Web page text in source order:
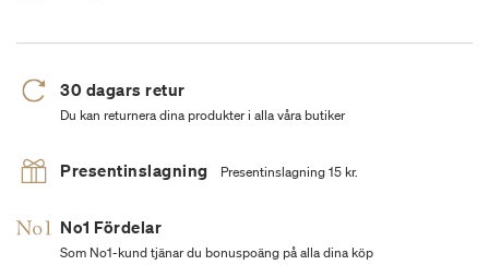
30 dagars retur
Du kan returnera dina produkter i alla våra butiker
Presentinslagning Presentinslagning 15 kr.
No1 Fördelar
Som No1-kund tjänar du bonuspoäng på alla dina köp